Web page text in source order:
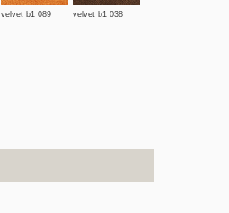
velvet b1 089 velvet b1 038